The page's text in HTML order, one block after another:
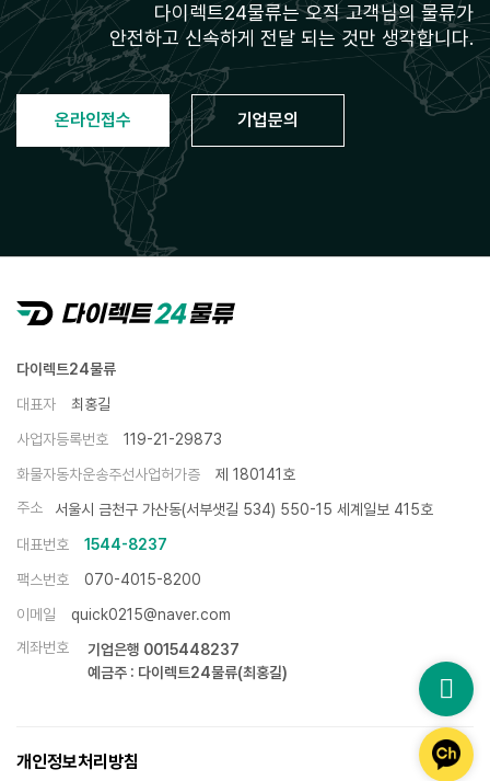
다이렉트24물류는 오직 고객님의 물류가
안전하고 신속하게 전달 되는 것만 생각합니다.
온라인접수 기업문의
다이렉트24물류
대표자
최홍길
사업자등록번호
119-21-29873
화물자동차운송주선사업허가증
제 180141호
주소
서울시 금천구 가산동(서부샛길 534) 550-15 세계일보 415호
대표번호
1544-8237
팩스번호
070-4015-8200
이메일
quick0215@naver.com
계좌번호
기업은행 0015448237
예금주 : 다이렉트24물류(최홍길)
개인정보처리방침